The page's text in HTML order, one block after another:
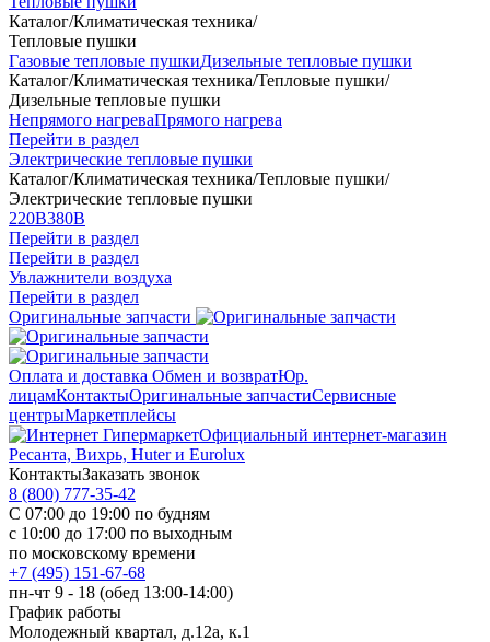
Каталог/Климатическая техника/
Тепловые пушки
Газовые тепловые пушкиДизельные тепловые пушки
Каталог/Климатическая техника/Тепловые пушки/
Дизельные тепловые пушки
Непрямого нагреваПрямого нагрева
Перейти в раздел
Электрические тепловые пушки
Каталог/Климатическая техника/Тепловые пушки/
Электрические тепловые пушки
220В380В
Перейти в раздел
Перейти в раздел
Увлажнители воздуха
Перейти в раздел
Оригинальные запчасти
Оплата и доставка Обмен и возвратЮр.
лицамКонтактыОригинальные запчастиСервисные
центрыМаркетплейсы
Официальный интернет-магазин
Ресанта, Вихрь, Huter и Eurolux
КонтактыЗаказать звонок
8 (800) 777-35-42
С 07:00 до 19:00 по будням
с 10:00 до 17:00 по выходным
по московскому времени
+7 (495) 151-67-68
пн-чт 9 - 18 (обед 13:00-14:00)
График работы
Молодежный квартал, д.12а, к.1